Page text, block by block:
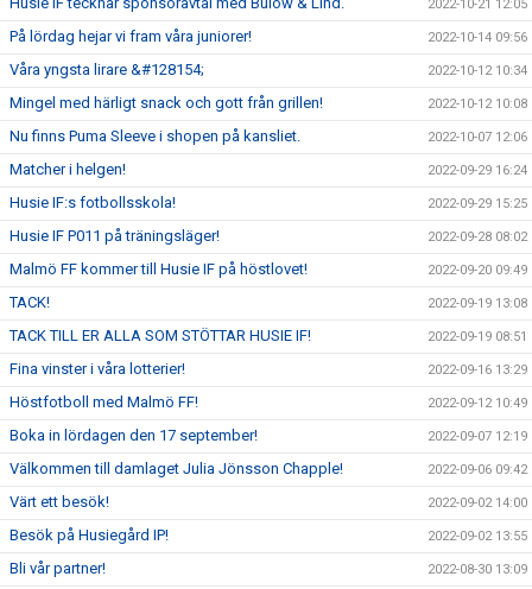
2022-10-21 12:05
På lördag hejar vi fram våra juniorer! 2022-10-14 09:56
Våra yngsta lirare &#128154; 2022-10-12 10:34
Mingel med härligt snack och gott från grillen! 2022-10-12 10:08
Nu finns Puma Sleeve i shopen på kansliet. 2022-10-07 12:06
Matcher i helgen! 2022-09-29 16:24
Husie IF:s fotbollsskola! 2022-09-29 15:25
Husie IF P011 på träningsläger! 2022-09-28 08:02
Malmö FF kommer till Husie IF på höstlovet! 2022-09-20 09:49
TACK! 2022-09-19 13:08
TACK TILL ER ALLA SOM STÖTTAR HUSIE IF! 2022-09-19 08:51
Fina vinster i våra lotterier! 2022-09-16 13:29
Höstfotboll med Malmö FF! 2022-09-12 10:49
Boka in lördagen den 17 september! 2022-09-07 12:19
Välkommen till damlaget Julia Jönsson Chapple! 2022-09-06 09:42
Värt ett besök! 2022-09-02 14:00
Besök på Husiegård IP! 2022-09-02 13:55
Bli vår partner! 2022-08-30 13:09